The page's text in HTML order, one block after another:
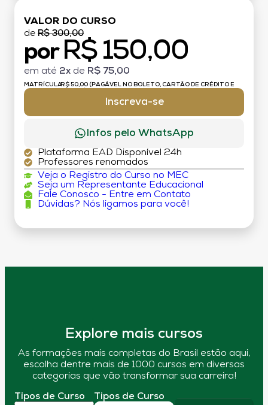
VALOR DO CURSO
de R$ 300,00
por R$ 150,00
em até 2x de R$ 75,00
MATRÍCULA:R$ 50,00 (PAGÁVEL NO BOLETO, CARTÃO DE CRÉDITO E
Inscreva-se
Infos pelo WhatsApp
Plataforma EAD Disponível 24h
Professores renomados
Veja o Registro do Curso no MEC
Seja um Representante Educacional
Fale Conosco - Entre em Contato
Dúvidas? Nós ligamos para você!
Explore mais cursos
As formações mais completas do Brasil estão aqui,
escolha dentre mais de 1000 cursos em diversas
categorias que vão transformar sua carreira!
Tipos de Curso Tipos de Curso